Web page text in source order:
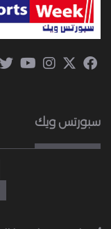
سبورتس ويك